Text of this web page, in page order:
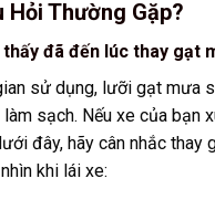
Hỏi Thường Gặp?
thấy đã đến lúc thay gạt
sử dụng, lưỡi gạt mưa
sạch. Nếu xe của bạn
đây, hãy cân nhắc thay
khi lái xe: